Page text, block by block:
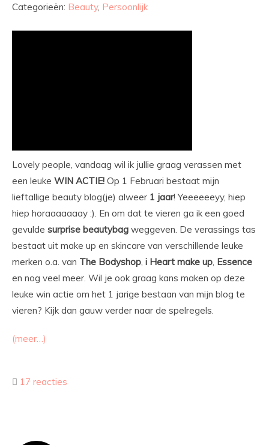
Categorieën: Beauty, Persoonlijk
Lovely people, vandaag wil ik jullie graag verassen met
een leuke WIN ACTIE! Op 1 Februari bestaat mijn
lieftallige beauty blog(je) alweer 1 jaar! Yeeeeeeyy, hiep
hiep horaaaaaaay :). En om dat te vieren ga ik een goed
gevulde surprise beautybag weggeven. De verassings tas
bestaat uit make up en skincare van verschillende leuke
merken o.a. van The Bodyshop, i Heart make up, Essence
en nog veel meer. Wil je ook graag kans maken op deze
leuke win actie om het 1 jarige bestaan van mijn blog te
vieren? Kijk dan gauw verder naar de spelregels.
(meer…)
17 reacties